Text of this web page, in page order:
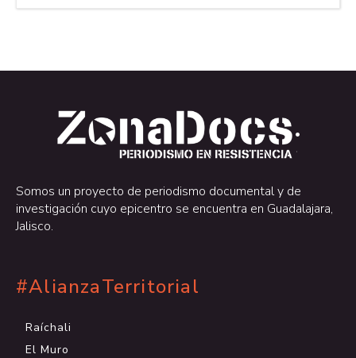
.
.
Somos un proyecto de periodismo documental y de
investigación cuyo epicentro se encuentra en Guadalajara,
Jalisco.
#AlianzaTerritorial
Raíchali
El Muro